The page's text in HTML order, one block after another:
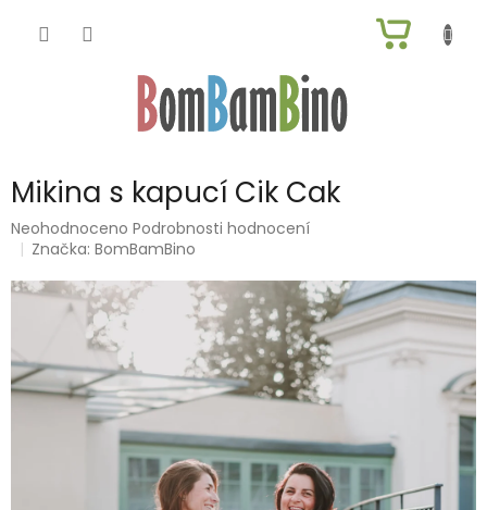
KOŠÍK
Mikina s kapucí Cik Cak
Průměrné
hodnocení
je
hvězdiček.
Neohodnoceno Podrobnosti hodnocení
Značka:BomBamBino